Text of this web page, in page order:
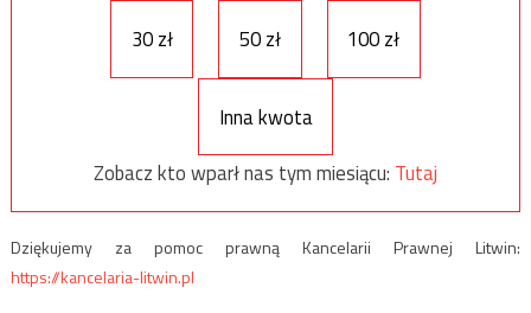
30 zł
50 zł 100 zł
Inna kwota
Zobacz kto wparł nas tym miesiącu: Tutaj
Dziękujemy za pomoc prawną Kancelarii Prawnej Litwin:
https://kancelaria-litwin.pl